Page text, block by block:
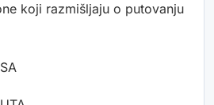
koji razmišljaju o putovanju